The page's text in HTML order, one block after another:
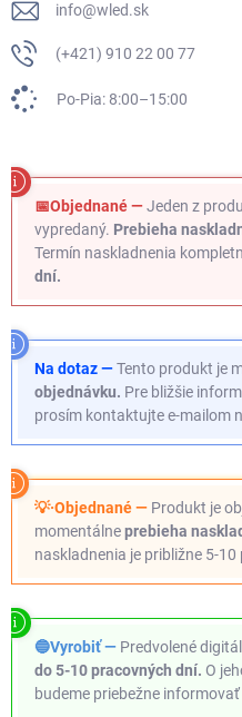
info@wled.sk
(+421) 910 22 00 77
Po-Pia: 8:00–15:00
📅Objednané —Jeden z
vypredaný. Prebieha
Termín naskladnenia
dní.
Na dotaz —Tento produkt je
objednávku. Pre bližšie
prosím kontaktujte e-mailom
💡·Objednané — Produkt je
momentálneprebieha
naskladnenia je približne 5-10
🔵Vyrobiť — Predvolené
do 5-10 pracovných dní. O
budeme priebežne informovať